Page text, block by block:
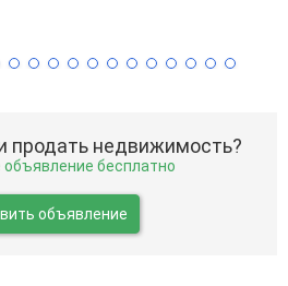
продать недвижимость?
бесплатно
объявление